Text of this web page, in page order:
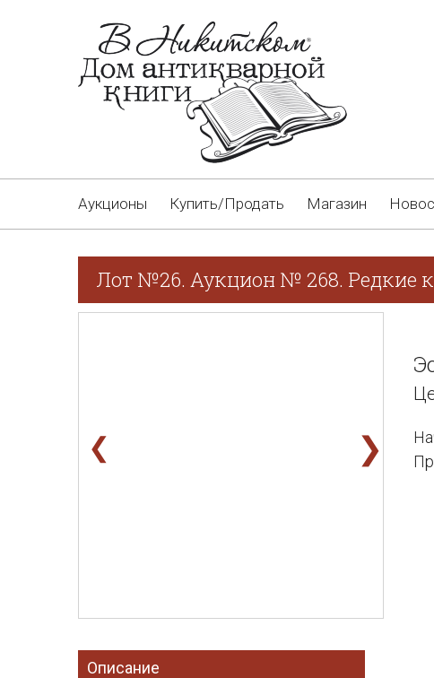
Аукционы Купить/Продать Магазин
Лот №26. Аукцион № 268. Редкие
❮ ❯
Описание